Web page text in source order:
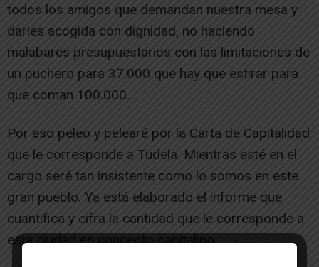
todos los amigos que demandan nuestra mesa y
darles acogida con dignidad, no haciendo
malabares presupuestarios con las limitaciones de
un puchero para 37.000 que hay que estirar para
que coman 100.000.
Por eso peleo y pelearé por la Carta de Capitalidad
que le corresponde a Tudela. Mientras esté en el
cargo seré tan insistente como lo somos en este
gran pueblo. Ya está elaborado el informe que
cuantifica y cifra la cantidad que le corresponde a
esta ciudad en concepto capitalino.